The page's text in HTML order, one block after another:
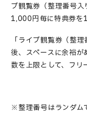
ブ観覧券（整理番号
1,000円毎に特典券を1
「ライブ観覧券（整理
後、スペースに余裕
数を上限として、フリ
※整理番号はランダム